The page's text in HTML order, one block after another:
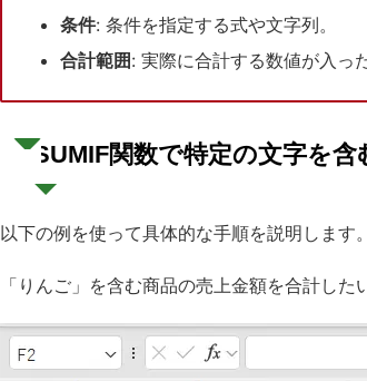
条件: 条件を指定する式や文字列。
合計範囲: 実際に合計する数値が入っ
SUMIF関数で特定の文字を
以下の例を使って具体的な手順を説明します。
「りんご」を含む商品の売上金額を合計した